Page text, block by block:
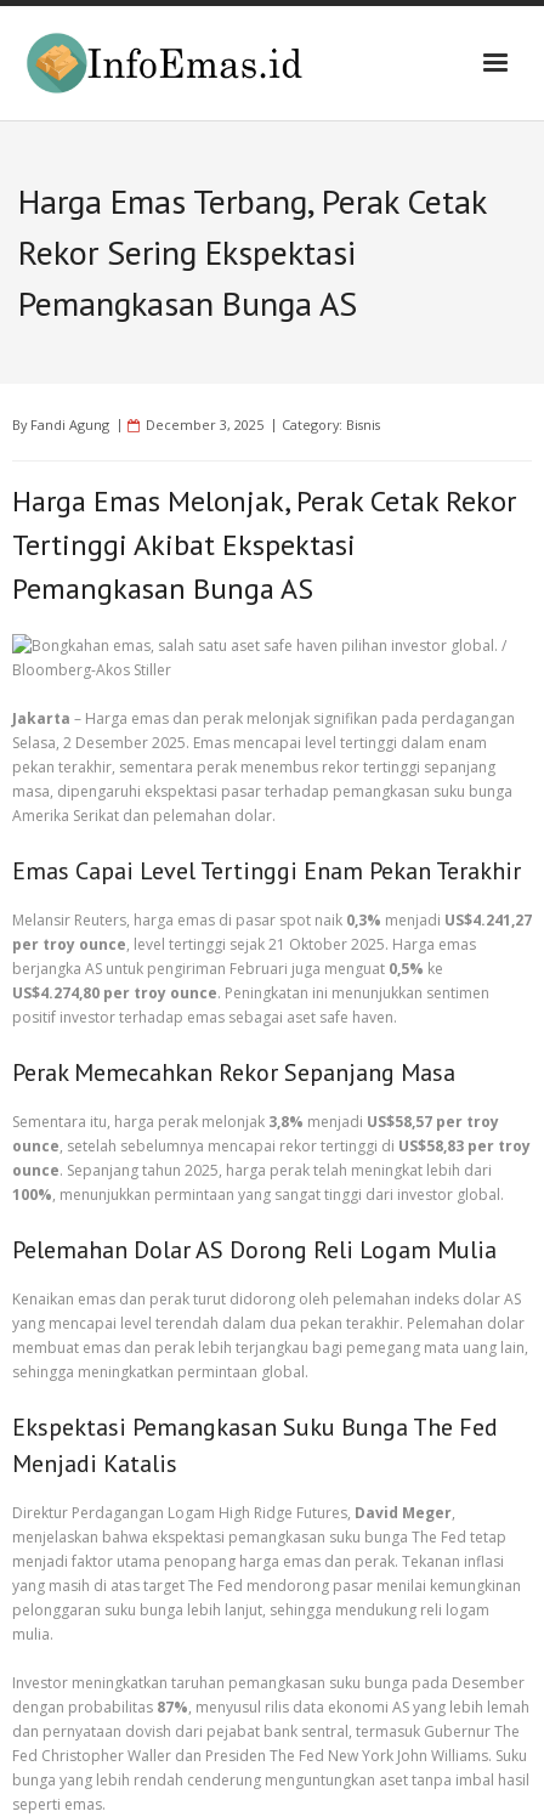
Skip
content
Harga Emas Terbang, Perak Cetak
Rekor Sering Ekspektasi
Pemangkasan Bunga AS
By Fandi Agung December 3, 2025 Category: Bisnis
Harga Emas Melonjak, Perak Cetak Rekor
Tertinggi Akibat Ekspektasi
Pemangkasan Bunga AS
Jakarta – Harga emas dan perak melonjak signifikan pada perdagangan
Selasa, 2 Desember 2025. Emas mencapai level tertinggi dalam enam
pekan terakhir, sementara perak menembus rekor tertinggi sepanjang
masa, dipengaruhi ekspektasi pasar terhadap pemangkasan suku bunga
Amerika Serikat dan pelemahan dolar.
Emas Capai Level Tertinggi Enam Pekan Terakhir
Melansir Reuters, harga emas di pasar spot naik 0,3% menjadi US$4.241,27
per troy ounce, level tertinggi sejak 21 Oktober 2025. Harga emas
berjangka AS untuk pengiriman Februari juga menguat 0,5% ke
US$4.274,80 per troy ounce. Peningkatan ini menunjukkan sentimen
positif investor terhadap emas sebagai aset safe haven.
Perak Memecahkan Rekor Sepanjang Masa
Sementara itu, harga perak melonjak 3,8% menjadi US$58,57 per troy
ounce, setelah sebelumnya mencapai rekor tertinggi di US$58,83 per troy
ounce. Sepanjang tahun 2025, harga perak telah meningkat lebih dari
100%, menunjukkan permintaan yang sangat tinggi dari investor global.
Pelemahan Dolar AS Dorong Reli Logam Mulia
Kenaikan emas dan perak turut didorong oleh pelemahan indeks dolar AS
yang mencapai level terendah dalam dua pekan terakhir. Pelemahan dolar
membuat emas dan perak lebih terjangkau bagi pemegang mata uang lain,
sehingga meningkatkan permintaan global.
Ekspektasi Pemangkasan Suku Bunga The Fed
Menjadi Katalis
Direktur Perdagangan Logam High Ridge Futures, David Meger,
menjelaskan bahwa ekspektasi pemangkasan suku bunga The Fed tetap
menjadi faktor utama penopang harga emas dan perak. Tekanan inflasi
yang masih di atas target The Fed mendorong pasar menilai kemungkinan
pelonggaran suku bunga lebih lanjut, sehingga mendukung reli logam
mulia.
Investor meningkatkan taruhan pemangkasan suku bunga pada Desember
dengan probabilitas 87%, menyusul rilis data ekonomi AS yang lebih lemah
dan pernyataan dovish dari pejabat bank sentral, termasuk Gubernur The
Fed Christopher Waller dan Presiden The Fed New York John Williams. Suku
bunga yang lebih rendah cenderung menguntungkan aset tanpa imbal hasil
seperti emas.